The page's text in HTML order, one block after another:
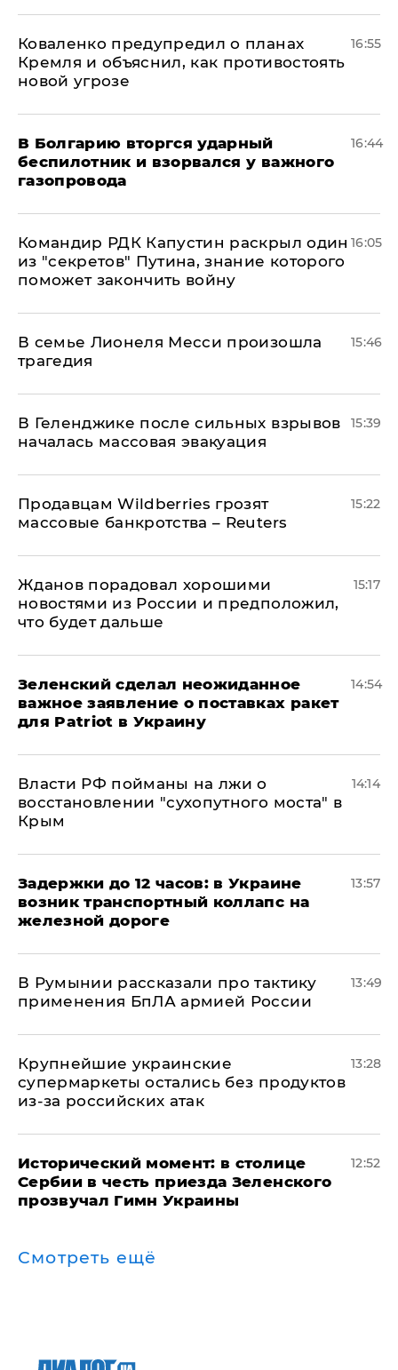
Коваленко предупредил о планах
Кремля и объяснил, как противостоять
новой угрозе
16:55
В Болгарию вторгся ударный
беспилотник и взорвался у важного
газопровода
16:44
Командир РДК Капустин раскрыл один
из "секретов" Путина, знание которого
поможет закончить войну
16:05
В семье Лионеля Месси произошла
трагедия
15:46
В Геленджике после сильных взрывов
началась массовая эвакуация
15:39
Продавцам Wildberries грозят
массовые банкротства – Reuters
15:22
Жданов порадовал хорошими
новостями из России и предположил,
что будет дальше
15:17
Зеленский сделал неожиданное
важное заявление о поставках ракет
для Patriot в Украину
14:54
Власти РФ пойманы на лжи о
восстановлении "сухопутного моста" в
Крым
14:14
Задержки до 12 часов: в Украине
возник транспортный коллапс на
железной дороге
13:57
В Румынии рассказали про тактику
применения БпЛА армией России
13:49
Крупнейшие украинские
супермаркеты остались без продуктов
из-за российских атак
13:28
Исторический момент: в столице
Сербии в честь приезда Зеленского
прозвучал Гимн Украины
12:52
Смотреть ещё